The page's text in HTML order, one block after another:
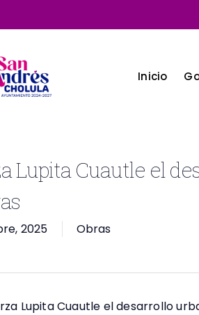
Inicio
Lupita Cuautle el
2025 Obras
Lupita Cuautle el desarrollo